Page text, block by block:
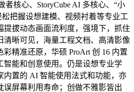
者核心、StoryCube AI 多核心、“小
把握设想建模、视频衬着等专业工
提拔动态画面流利度，强境下，抓住
清晰可见，海量工程文档、高清影像
精准还原，华硕 ProArt 创 16 内置
智能和创意使用。仍是设想专业学
内置的 AI 智能使用法式和功能，亦
误屏幕利用寿命；创做不雅影皆出